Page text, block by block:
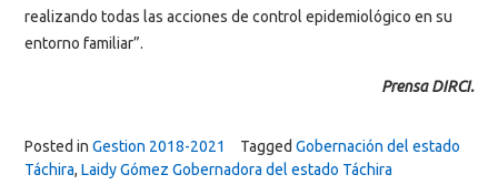
realizando todas las acciones de control epidemiológico en su
entorno familiar”.
Prensa DIRCI.
Posted in Gestion 2018-2021 Tagged Gobernación del estado
Táchira, Laidy Gómez Gobernadora del estado Táchira